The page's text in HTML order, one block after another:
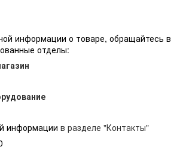
информации о товаре, обращайтесь в
отделы:
информации в разделе "Контакты"